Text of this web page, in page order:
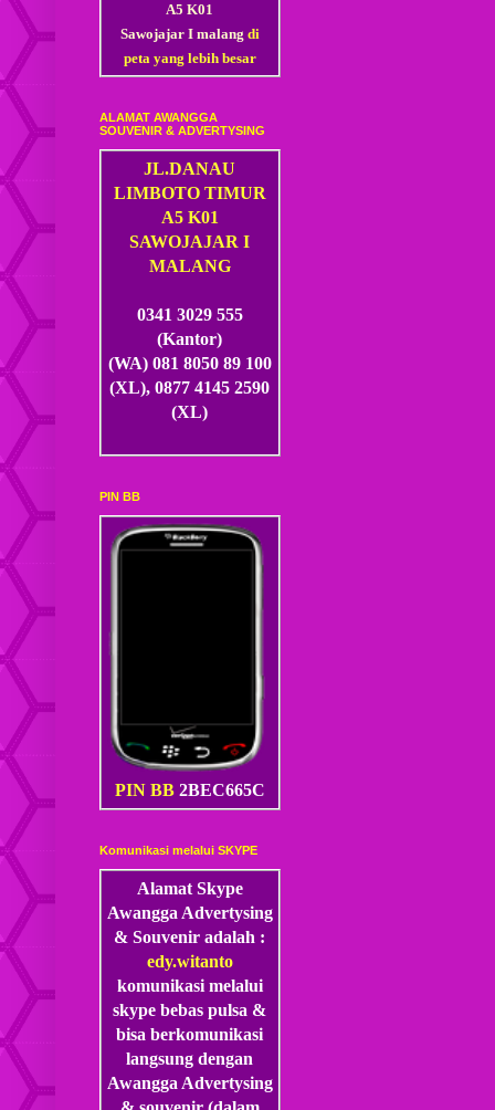
A5 K01
Sawojajar I malang di
peta yang lebih besar
ALAMAT AWANGGA
SOUVENIR & ADVERTYSING
JL.DANAU
LIMBOTO TIMUR
A5 K01
SAWOJAJAR I
MALANG
0341 3029 555
(Kantor)
(WA) 081 8050 89 100
(XL), 0877 4145 2590
(XL)
PIN BB
PIN BB 2BEC665C
Komunikasi melalui SKYPE
Alamat Skype
Awangga Advertysing
& Souvenir adalah :
edy.witanto
komunikasi melalui
skype bebas pulsa &
bisa berkomunikasi
langsung dengan
Awangga Advertysing